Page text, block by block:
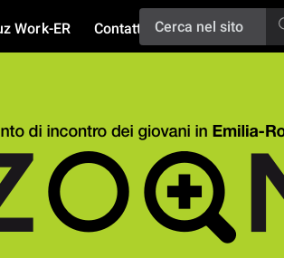
Work-ER Contatti